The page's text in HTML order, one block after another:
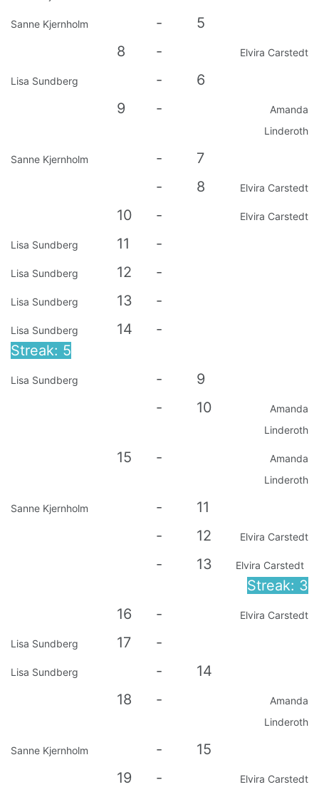
Sanne Kjernholm -
5
8
- Elvira Carstedt
Lisa Sundberg -
6
9
-
Amanda
Linderoth
Sanne Kjernholm -
7
-
8 Elvira Carstedt
10 - Elvira Carstedt
Lisa Sundberg 11 -
Lisa Sundberg 12 -
Lisa Sundberg 13 -
Lisa Sundberg
Streak: 5
14 -
Lisa Sundberg -
9
-
10
Amanda
Linderoth
15 -
Amanda
Linderoth
Sanne Kjernholm -
11
-
12 Elvira Carstedt
- 13 Elvira Carstedt
Streak: 3
16
- Elvira Carstedt
Lisa Sundberg 17 -
Lisa Sundberg -
14
18
-
Amanda
Linderoth
Sanne Kjernholm -
15
19
- Elvira Carstedt